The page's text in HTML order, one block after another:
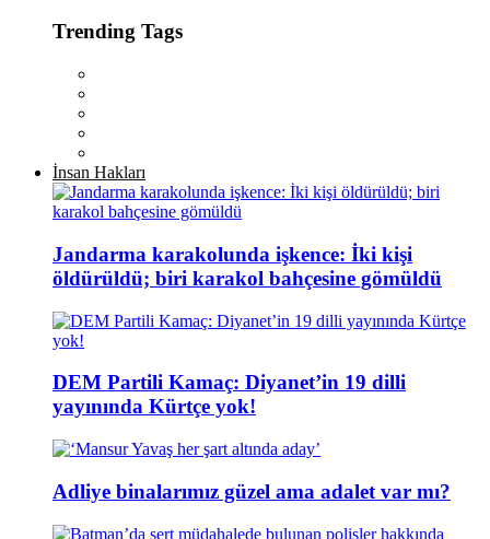
Trending Tags
İnsan Hakları
Jandarma karakolunda işkence: İki kişi
öldürüldü; biri karakol bahçesine gömüldü
DEM Partili Kamaç: Diyanet’in 19 dilli
yayınında Kürtçe yok!
Adliye binalarımız güzel ama adalet var mı?